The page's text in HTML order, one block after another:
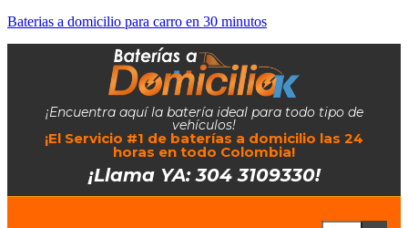
Baterias a domicilio para carro en 30 minutos
¡Encuentra aquí la batería ideal para todo tipo de
vehículos!
¡El Servicio #1 de baterías a domicilio las 24
horas en todo Colombia!
¡Llama YA: 304 3109330!